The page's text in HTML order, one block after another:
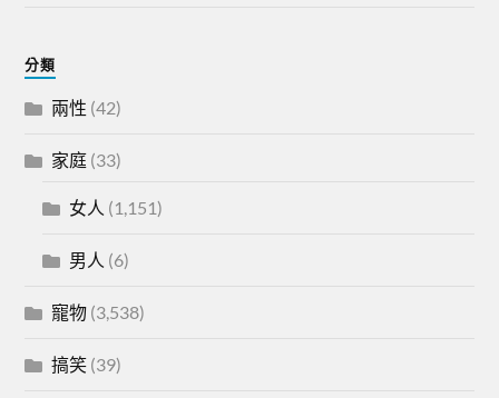
分類
兩性 (42)
家庭 (33)
女人 (1,151)
男人 (6)
寵物 (3,538)
搞笑 (39)